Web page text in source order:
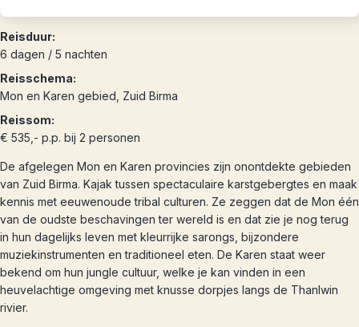
Reisduur:
6 dagen / 5 nachten
Reisschema:
Mon en Karen gebied, Zuid Birma
Reissom:
€ 535,- p.p. bij 2 personen
De afgelegen Mon en Karen provincies zijn onontdekte gebieden
van Zuid Birma. Kajak tussen spectaculaire karstgebergtes en maak
kennis met eeuwenoude tribal culturen. Ze zeggen dat de Mon één
van de oudste beschavingen ter wereld is en dat zie je nog terug
in hun dagelijks leven met kleurrijke sarongs, bijzondere
muziekinstrumenten en traditioneel eten. De Karen staat weer
bekend om hun jungle cultuur, welke je kan vinden in een
heuvelachtige omgeving met knusse dorpjes langs de Thanlwin
rivier.